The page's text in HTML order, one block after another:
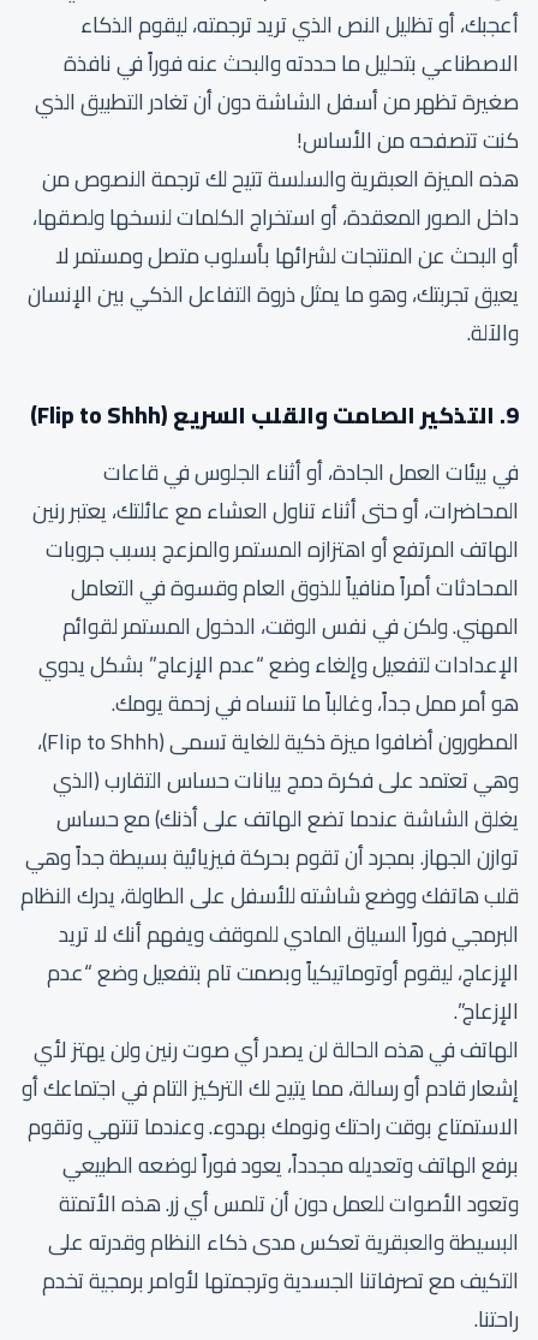
أعجبك، أو تظليل النص الذي تريد ترجمته، ليقوم الذكاء
الاصطناعي بتحليل ما حددته والبحث عنه فوراً في نافذة
صغيرة تظهر من أسفل الشاشة دون أن تغادر التطبيق الذي
كنت تتصفحه من الأساس!
هذه الميزة العبقرية والسلسة تتيح لك ترجمة النصوص من
داخل الصور المعقدة، أو استخراج الكلمات لنسخها ولصقها،
أو البحث عن المنتجات لشرائها بأسلوب متصل ومستمر لا
يعيق تجربتك، وهو ما يمثل ذروة التفاعل الذكي بين الإنسان
والآلة.
9. التذكير الصامت والقلب السريع (Flip to Shhh)
في بيئات العمل الجادة، أو أثناء الجلوس في قاعات
المحاضرات، أو حتى أثناء تناول العشاء مع عائلتك، يعتبر رنين
الهاتف المرتفع أو اهتزازه المستمر والمزعج بسبب جروبات
المحادثات أمراً منافياً للذوق العام وقسوة في التعامل
المهني. ولكن في نفس الوقت، الدخول المستمر لقوائم
الإعدادات لتفعيل وإلغاء وضع “عدم الإزعاج” بشكل يدوي
هو أمر ممل جداً، وغالباً ما تنساه في زحمة يومك.
المطورون أضافوا ميزة ذكية للغاية تسمى (Flip to Shhh)،
وهي تعتمد على فكرة دمج بيانات حساس التقارب (الذي
يغلق الشاشة عندما تضع الهاتف على أذنك) مع حساس
توازن الجهاز. بمجرد أن تقوم بحركة فيزيائية بسيطة جداً وهي
قلب هاتفك ووضع شاشته للأسفل على الطاولة، يدرك النظام
البرمجي فوراً السياق المادي للموقف ويفهم أنك لا تريد
الإزعاج، ليقوم أوتوماتيكياً وبصمت تام بتفعيل وضع “عدم
الإزعاج”.
الهاتف في هذه الحالة لن يصدر أي صوت رنين ولن يهتز لأي
إشعار قادم أو رسالة، مما يتيح لك التركيز التام في اجتماعك أو
الاستمتاع بوقت راحتك ونومك بهدوء. وعندما تنتهي وتقوم
برفع الهاتف وتعديله مجدداً، يعود فوراً لوضعه الطبيعي
وتعود الأصوات للعمل دون أن تلمس أي زر. هذه الأتمتة
البسيطة والعبقرية تعكس مدى ذكاء النظام وقدرته على
التكيف مع تصرفاتنا الجسدية وترجمتها لأوامر برمجية تخدم
راحتنا.